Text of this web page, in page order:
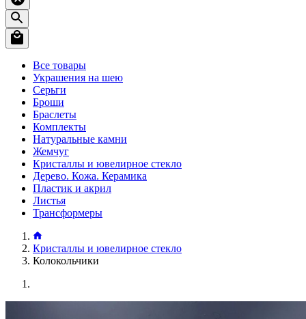
Все товары
Украшения на шею
Серьги
Броши
Браслеты
Комплекты
Натуральные камни
Жемчуг
Кристаллы и ювелирное стекло
Дерево. Кожа. Керамика
Пластик и акрил
Листья
Трансформеры
Кристаллы и ювелирное стекло
Колокольчики